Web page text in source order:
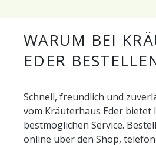
WARUM BEI
EDER
Schnell, freundlich und
vom Kräuterhaus Eder bietet
bestmöglichen Service.
online über den Shop,